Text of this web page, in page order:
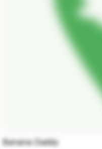
Banana Daddy